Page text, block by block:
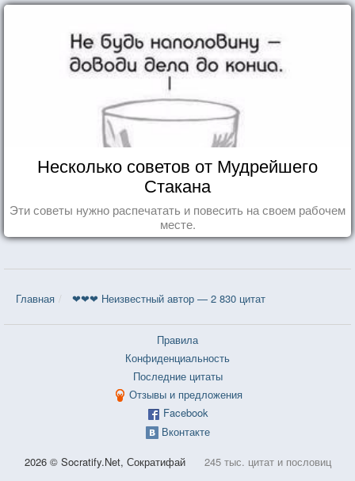
Несколько советов от Мудрейшего
Стакана
Эти советы нужно распечатать и повесить на своем рабочем
месте.
Главная ❤❤❤ Неизвестный автор — 2 830 цитат
Правила
Конфиденциальность
Последние цитаты
Отзывы и предложения
Facebook
Вконтакте
2026 © Socratify.Net, Сократифай 245 тыс. цитат и пословиц